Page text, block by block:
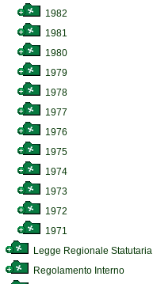
1982
1981
1980
1979
1978
1977
1976
1975
1974
1973
1972
1971
Legge Regionale Statutaria
Regolamento Interno